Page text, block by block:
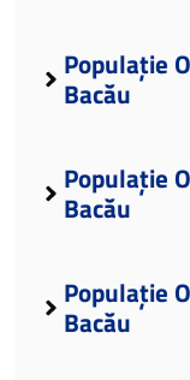
Populație
Bacău
Populație
Bacău
Populație
Bacău